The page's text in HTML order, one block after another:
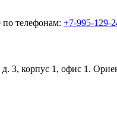
телефонам: +7-995-129-
3, корпус 1, офис 1.